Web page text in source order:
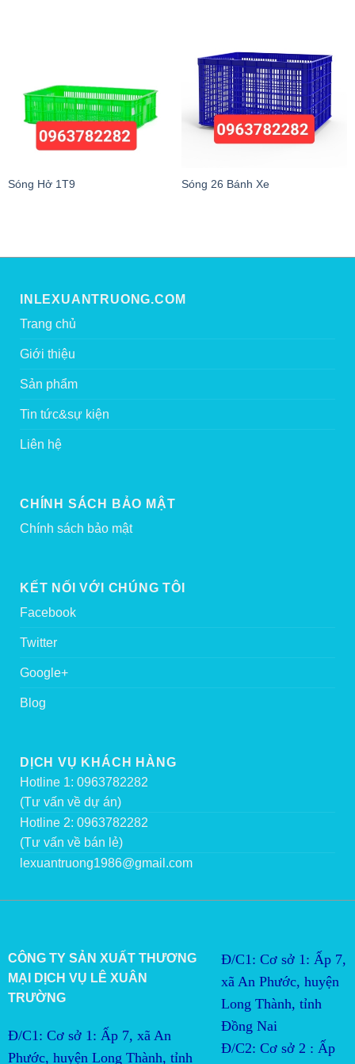
Sóng Hở 1T9 Sóng 26 Bánh Xe
INLEXUANTRUONG.COM
Trang chủ
Giới thiệu
Sản phẩm
Tin tức&sự kiện
Liên hệ
CHÍNH SÁCH BẢO MẬT
Chính sách bảo mật
KẾT NỐI VỚI CHÚNG TÔI
Facebook
Twitter
Google+
Blog
DỊCH VỤ KHÁCH HÀNG
Hotline 1: 0963782282
(Tư vấn về dự án)
Hotline 2: 0963782282
(Tư vấn về bán lẻ)
lexuantruong1986@gmail.com
CÔNG TY SẢN XUẤT THƯƠNG
MẠI DỊCH VỤ LÊ XUÂN
TRƯỜNG
Đ/C1: Cơ sở 1: Ấp 7, xã An
Phước, huyện Long Thành, tỉnh
Đ/C1: Cơ sở 1: Ấp 7,
xã An Phước, huyện
Long Thành, tỉnh
Đồng Nai
Đ/C2: Cơ sở 2 : Ấp